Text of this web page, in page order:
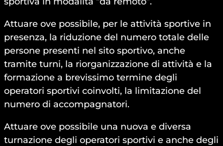
Attuare ove possibile, per le attività sportive in
presenza, la riduzione del numero totale delle
persone presenti nel sito sportivo, anche
tramite turni, la riorganizzazione di attività e la
formazione a brevissimo termine degli
operatori sportivi coinvolti, la limitazione del
numero di accompagnatori.
Attuare ove possibile una nuova e diversa
turnazione degli operatori sportivi e anche degli